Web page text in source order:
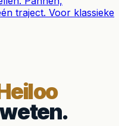
traject. Voor klassieke